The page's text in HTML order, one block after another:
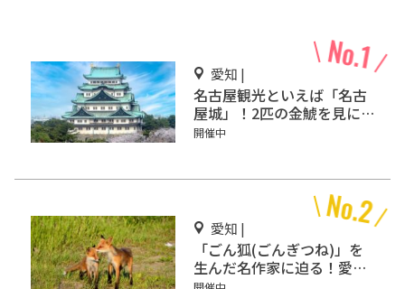
愛知 |
名古屋観光といえば「名古
屋城」！2匹の金鯱を見に
行こう
開催中
愛知 |
「ごん狐(ごんぎつね)」を
生んだ名作家に迫る！愛知